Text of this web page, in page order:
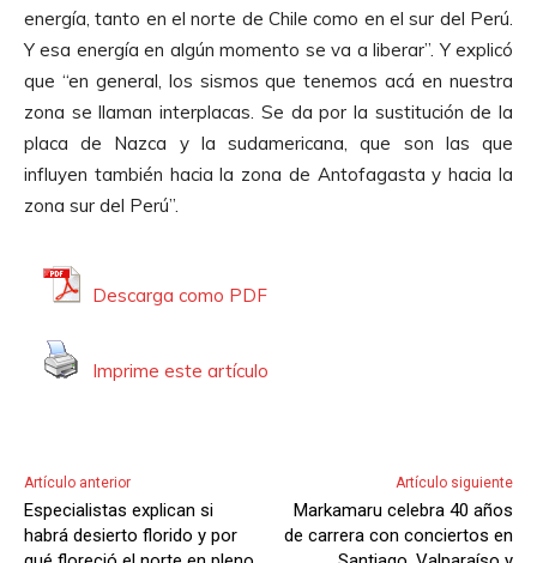
energía, tanto en el norte de Chile como en el sur del Perú.
Y esa energía en algún momento se va a liberar”. Y explicó
que “en general, los sismos que tenemos acá en nuestra
zona se llaman interplacas. Se da por la sustitución de la
placa de Nazca y la sudamericana, que son las que
influyen también hacia la zona de Antofagasta y hacia la
zona sur del Perú”.
Descarga como PDF
Imprime este artículo
Artículo anterior
Especialistas explican si
habrá desierto florido y por
Artículo siguiente
Markamaru celebra 40 años
de carrera con conciertos en